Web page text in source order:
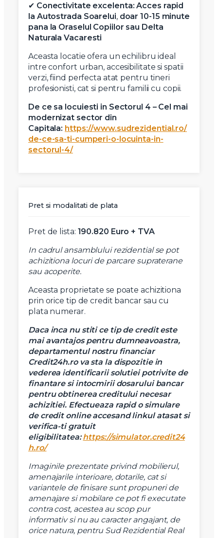
✔ Conectivitate excelenta:Acces rapid
la Autostrada Soarelui, doar 10-15 minute
pana la Oraselul Copiilor sau Delta
Naturala Vacaresti
Aceasta locatie ofera un echilibru ideal
intre confort urban, accesibilitate si spatii
verzi, fiind perfecta atat pentru tineri
profesionisti, cat si pentru familii cu copii.
De ce sa locuiesti in Sectorul 4 – Cel mai
modernizat sector din
Capitala: https://www.sudrezidential.ro/
de-ce-sa-ti-cumperi-o-locuinta-in-
sectorul-4/
Pret si modalitati de plata
Pret de lista: 190.820 Euro + TVA
In cadrul ansamblului rezidential se pot
achizitiona locuri de parcare supraterane
sau acoperite.
Aceasta proprietate se poate achizitiona
prin orice tip de credit bancar sau cu
plata numerar.
Daca inca nu stiti ce tip de credit este
mai avantajos pentru dumneavoastra,
departamentul nostru financiar
Credit24h.ro va sta la dispozitie in
vederea identificarii solutiei potrivite de
finantare si intocmirii dosarului bancar
pentru obtinerea creditului necesar
achizitiei. Efectueaza rapid o simulare
de credit online accesand linkul atasat si
verifica-ti gratuit
eligibilitatea:https://simulator.credit24
h.ro/
Imaginile prezentate privind mobilierul,
amenajarile interioare, dotarile, cat si
variantele de finisare sunt propuneri de
amenajare si mobilare ce pot fi executate
contra cost, acestea au scop pur
informativ si nu au caracter angajant, de
orice natura, pentru Sud Rezidential Real
Nume
Telefon
Email